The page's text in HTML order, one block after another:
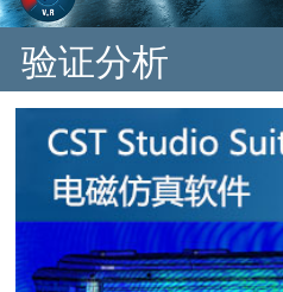
验证分析